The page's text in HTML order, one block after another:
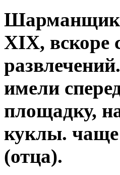
XIX, вскоре
имели
площадку,
куклы. чаще
(отца).